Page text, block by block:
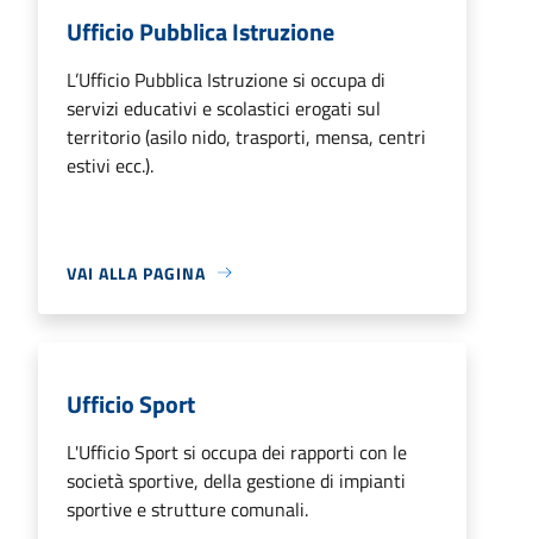
Ufficio Pubblica Istruzione
L’Ufficio Pubblica Istruzione si occupa di
servizi educativi e scolastici erogati sul
territorio (asilo nido, trasporti, mensa, centri
estivi ecc.).
VAI ALLA PAGINA
Ufficio Sport
L'Ufficio Sport si occupa dei rapporti con le
società sportive, della gestione di impianti
sportive e strutture comunali.